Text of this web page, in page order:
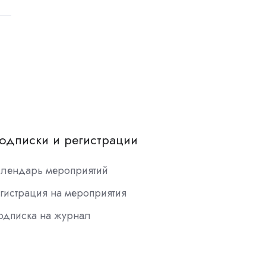
и регистрации
мероприятий
на мероприятия
на журнал